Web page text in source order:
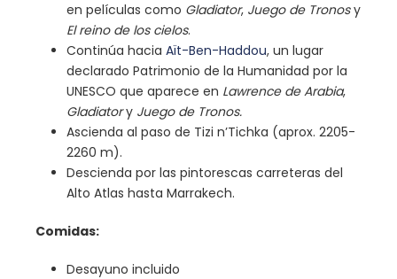
en películas como Gladiator, Juego de Tronosy
El reino de los cielos.
Continúa hacia Aït-Ben-Haddou, un lugar
declarado Patrimonio de la Humanidad por la
UNESCO que aparece en Lawrence de Arabia,
Gladiatory Juego de Tronos.
Ascienda al paso de Tizi n’Tichka (aprox. 2205-
2260 m).
Descienda por las pintorescas carreteras del
Alto Atlas hasta Marrakech.
Comidas:
Desayuno incluido